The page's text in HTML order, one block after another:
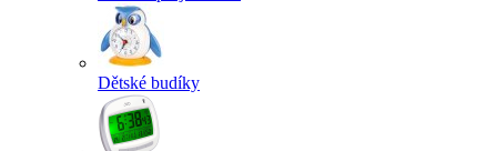
Dětské budíky